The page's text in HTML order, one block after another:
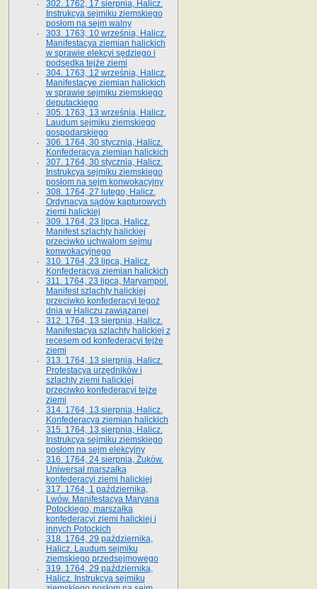
302. 1762, 17 sierpnia, Halicz.
Instrukcya sejmiku ziemskiego
posłom na sejm walny
303. 1763, 10 września, Halicz.
Manifestacya ziemian halickich
w sprawie elekcyi sędziego i
podsędka tejże ziemi
304. 1763, 12 września, Halicz.
Manifestacye ziemian halickich
w sprawie sejmiku ziemskiego
deputackiego
305. 1763, 13 września, Halicz.
Laudum sejmiku ziemskiego
gospodarskiego
306. 1764, 30 stycznia, Halicz.
Konfederacya ziemian halickich
307. 1764, 30 stycznia, Halicz.
Instrukcya sejmiku ziemskiego
posłom na sejm konwokacyjny
308. 1764, 27 lutego, Halicz.
Ordynacya sądów kapturowych
ziemi halickiej
309. 1764, 23 lipca, Halicz.
Manifest szlachty halickiej
przeciwko uchwałom sejmu
konwokacyjnego
310. 1764, 23 lipca, Halicz.
Konfederacya ziemian halickich
311. 1764, 23 lipca, Maryampol.
Manifest szlachty halickiej
przeciwko konfederacyi tegoż
dnia w Haliczu zawiązanej
312. 1764, 13 sierpnia, Halicz.
Manifestacya szlachty halickiej z
recesem od konfederacyi tejże
ziemi
313. 1764, 13 sierpnia, Halicz.
Protestacya urzędników i
szlachty ziemi halickiej
przeciwko konfederacyi tejże
ziemi
314. 1764, 13 sierpnia, Halicz.
Konfederacya ziemian halickich
315. 1764, 13 sierpnia, Halicz.
Instrukcya sejmiku ziemskiego
posłom na sejm elekcyjny
316. 1764, 24 sierpnia, Żuków.
Uniwersał marszałka
konfederacyi ziemi halickiej
317. 1764, 1 października,
Lwów. Manifestacya Maryana
Potockiego, marszałka
konfederacyi ziemi halickiej i
innych Potockich
318. 1764, 29 października,
Halicz. Laudum sejmiku
ziemskiego przedsejmowego
319. 1764, 29 października,
Halicz. Instrukcya sejmiku